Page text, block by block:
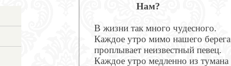
Нам?
В жизни так много чудесного.
Каждое утро мимо нашего берега
проплывает неизвестный певец.
Каждое утро медленно из тумана